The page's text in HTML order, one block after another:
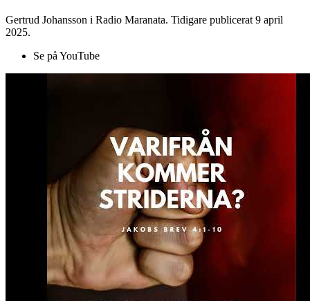
Gertrud Johansson i Radio Maranata. Tidigare publicerat 9 april
2025.
Se på YouTube